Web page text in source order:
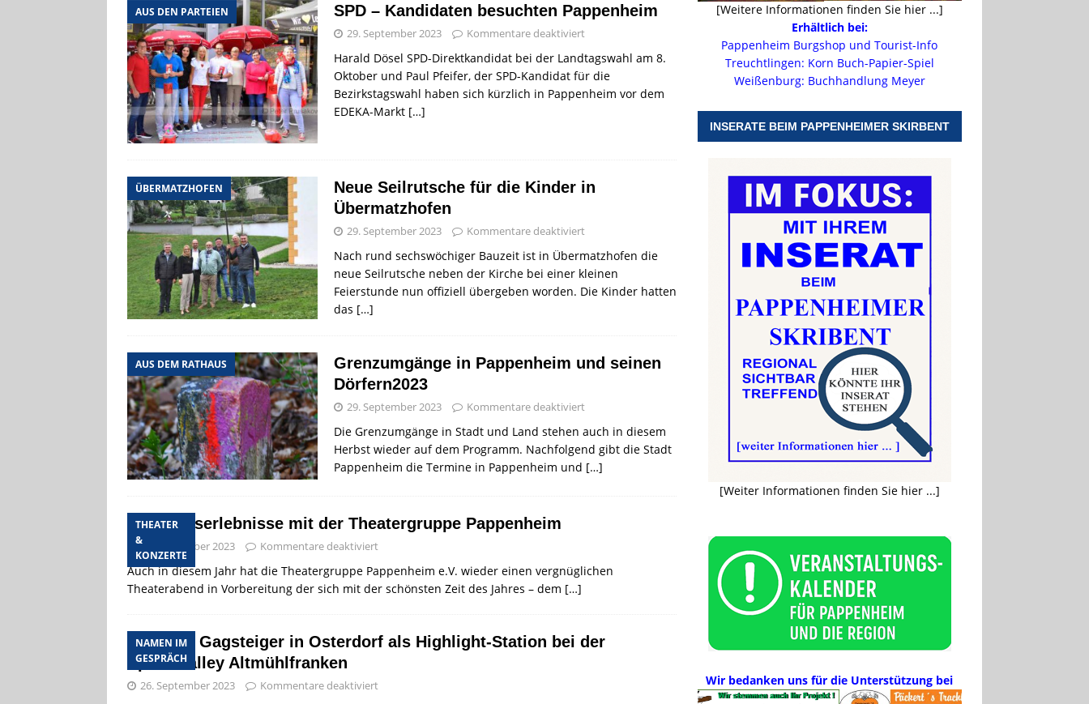
AUS DEN PARTEIEN SPD – Kandidaten besuchten Pappenheim
29. September 2023 Kommentare deaktiviert
Harald Dösel SPD-Direktkandidat bei der Landtagswahl am 8.
Oktober und Paul Pfeifer, der SPD-Kandidat für die
Bezirkstagswahl haben sich kürzlich in Pappenheim vor dem
EDEKA-Markt […]
ÜBERMATZHOFEN
Neue Seilrutsche für die Kinder in
Übermatzhofen
29. September 2023 Kommentare deaktiviert
Nach rund sechswöchiger Bauzeit ist in Übermatzhofen die
neue Seilrutsche neben der Kirche bei einer kleinen
Feierstunde nun offiziell übergeben worden. Die Kinder hatten
das […]
AUS DEM RATHAUS
Grenzumgänge in Pappenheim und seinen
Dörfern2023
29. September 2023 Kommentare deaktiviert
Die Grenzumgänge in Stadt und Land stehen auch in diesem
Herbst wieder auf dem Programm. Nachfolgend gibt die Stadt
Pappenheim die Termine in Pappenheim und […]
THEATER
&
KONZERTE
Urlaubserlebnisse mit der Theatergruppe Pappenheim
29. September 2023 Kommentare deaktiviert
Auch in diesem Jahr hat die Theatergruppe Pappenheim e.V. wieder einen vergnüglichen
Theaterabend in Vorbereitung der sich mit der schönsten Zeit des Jahres – dem […]
NAMEN IM
GESPRÄCH
Biohof Gagsteiger in Osterdorf als Highlight-Station bei der
Sprachralley Altmühlfranken
26. September 2023 Kommentare deaktiviert
[Weitere Informationen finden Sie hier ...]
Erhältlich bei:
Pappenheim Burgshop und Tourist-Info
Treuchtlingen: Korn Buch-Papier-Spiel
Weißenburg: Buchhandlung Meyer
INSERATE BEIM PAPPENHEIMER SKIRBENT
[Weiter Informationen finden Sie hier ...]
Wir bedanken uns für die Unterstützung bei